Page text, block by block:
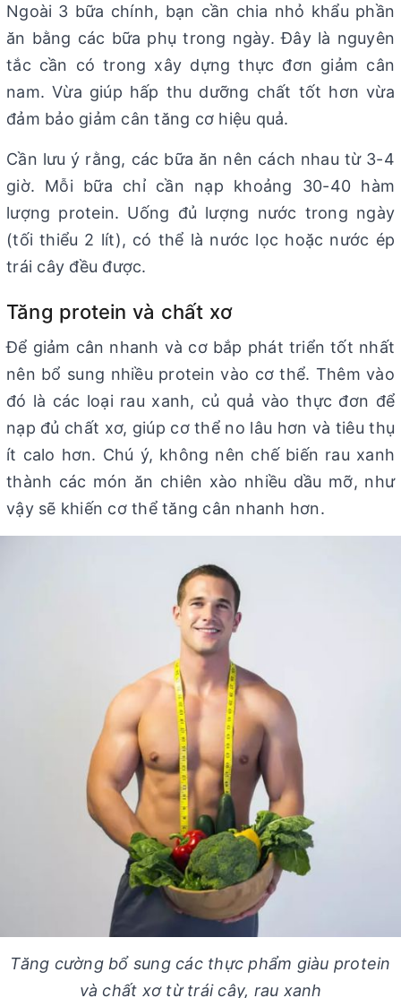
Ngoài 3 bữa chính, bạn cần chia nhỏ khẩu phần
ăn bằng các bữa phụ trong ngày. Đây là nguyên
tắc cần có trong xây dựng thực đơn giảm cân
nam. Vừa giúp hấp thu dưỡng chất tốt hơn vừa
đảm bảo giảm cân tăng cơ hiệu quả.
Cần lưu ý rằng, các bữa ăn nên cách nhau từ 3-4
giờ. Mỗi bữa chỉ cần nạp khoảng 30-40 hàm
lượng protein. Uống đủ lượng nước trong ngày
(tối thiểu 2 lít), có thể là nước lọc hoặc nước ép
trái cây đều được.
Tăng protein và chất xơ
Để giảm cân nhanh và cơ bắp phát triển tốt nhất
nên bổ sung nhiều protein vào cơ thể. Thêm vào
đó là các loại rau xanh, củ quả vào thực đơn để
nạp đủ chất xơ, giúp cơ thể no lâu hơn và tiêu thụ
ít calo hơn. Chú ý, không nên chế biến rau xanh
thành các món ăn chiên xào nhiều dầu mỡ, như
vậy sẽ khiến cơ thể tăng cân nhanh hơn.
Tăng cường bổ sung các thực phẩm giàu protein
và chất xơ từ trái cây, rau xanh